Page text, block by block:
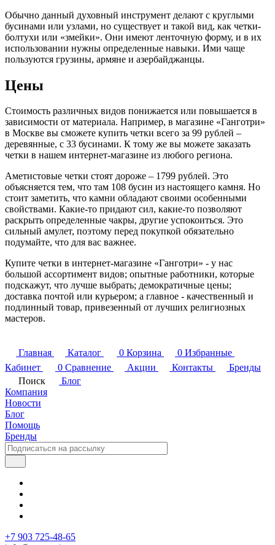
Обычно данный духовный инструмент делают с круглыми
бусинами или узлами, но существует и такой вид, как четки-
болтухи или «змейки». Они имеют ленточную форму, и в их
использовании нужны определенные навыки. Ими чаще
пользуются грузины, армяне и азербайджанцы.
Цены
Стоимость различных видов понижается или повышается в
зависимости от материала. Например, в магазине «Ганготри»
в Москве вы сможете купить четки всего за 99 рублей –
деревянные, с 33 бусинами. К тому же вы можете заказать
четки в нашем интернет-магазине из любого региона.
Аметистовые четки стоят дороже – 1799 рублей. Это
объясняется тем, что там 108 бусин из настоящего камня. Но
стоит заметить, что камни обладают своими особенными
свойствами. Какие-то придают сил, какие-то позволяют
раскрыть определенные чакры, другие успокоиться. Это
сильный амулет, поэтому перед покупкой обязательно
подумайте, что для вас важнее.
Купите четки в интернет-магазине «Ганготри» - у нас
большой ассортимент видов; опытные работники, которые
подскажут, что лучше выбрать; демократичные цены;
доставка почтой или курьером; а главное - качественный и
подлинный товар, привезенный от лучших религиозных
мастеров.
Главная Каталог 0 Корзина 0 Избранные
Кабинет
0 Сравнение Акции Контакты
Бренды
Поиск
Блог
Компания
Новости
Блог
Помощь
Бренды
+7 903 725-48-65